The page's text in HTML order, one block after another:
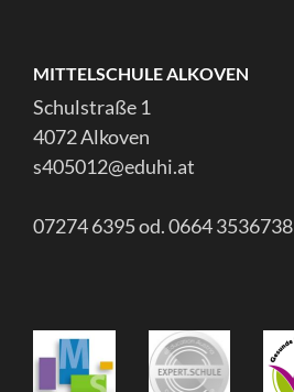
MITTELSCHULE ALKOVEN
Schulstraße 1
4072 Alkoven
s405012@eduhi.at
07274 6395 od. 0664 3536738